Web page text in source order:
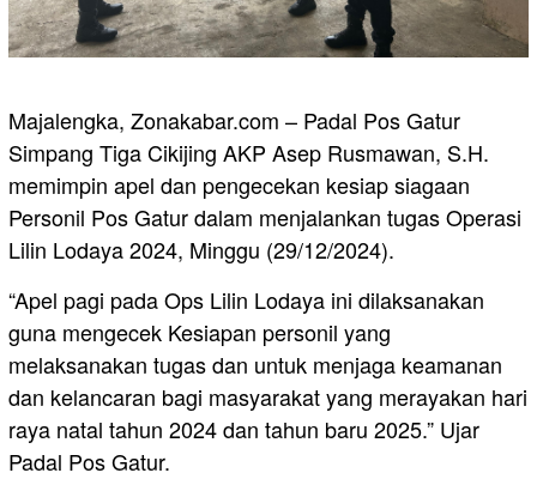
Majalengka, Zonakabar.com – Padal Pos Gatur
Simpang Tiga Cikijing AKP Asep Rusmawan, S.H.
memimpin apel dan pengecekan kesiap siagaan
Personil Pos Gatur dalam menjalankan tugas Operasi
Lilin Lodaya 2024, Minggu (29/12/2024).
“Apel pagi pada Ops Lilin Lodaya ini dilaksanakan
guna mengecek Kesiapan personil yang
melaksanakan tugas dan untuk menjaga keamanan
dan kelancaran bagi masyarakat yang merayakan hari
raya natal tahun 2024 dan tahun baru 2025.” Ujar
Padal Pos Gatur.